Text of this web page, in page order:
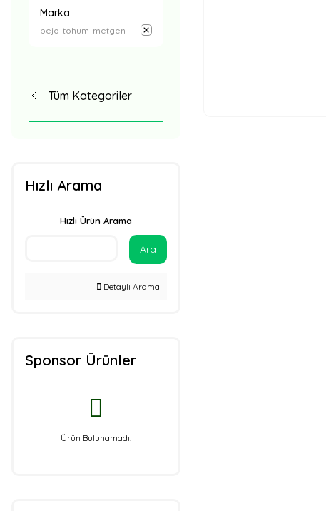
Marka
bejo-tohum-metgen
Tüm Kategoriler
Hızlı Arama
Hızlı Ürün Arama
Ara
Detaylı Arama
Sponsor Ürünler
Ürün Bulunamadı.